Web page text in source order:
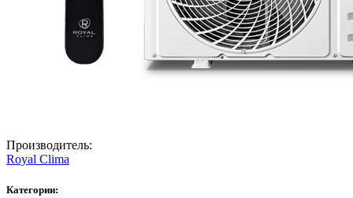
Производитель:
Royal Clima
Категории: